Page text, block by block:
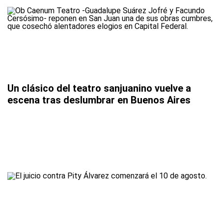
Un clásico del teatro sanjuanino vuelve a
escena tras deslumbrar en Buenos Aires